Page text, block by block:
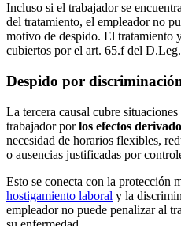
Incluso si el trabajador se
del tratamiento, el empleador no
motivo de despido. El tratamiento
cubiertos por el art. 65.f del
Despido por
La tercera causal cubre
trabajador porlos efectos
necesidad de horarios flexibles,
o ausencias justificadas por
Esto se conecta con la protección
hostigamiento laboral y la
empleador no puede penalizar al